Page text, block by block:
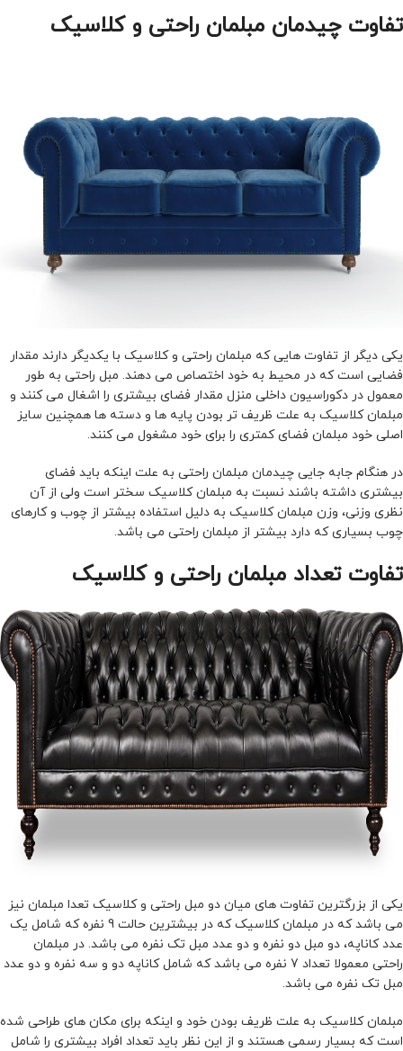
تفاوت چیدمان مبلمان راحتی و کلاسیک
یکی دیگر از تفاوت هایی که مبلمان راحتی و کلاسیک با یکدیگر دارند مقدار
فضایی است که در محیط به خود اختصاص می دهند. مبل راحتی به طور
معمول در دکوراسیون داخلی منزل مقدار فضای بیشتری را اشغال می کنند و
مبلمان کلاسیک به علت ظریف تر بودن پایه ها و دسته ها همچنین سایز
اصلی خود مبلمان فضای کمتری را برای خود مشغول می کنند.
در هنگام جابه جایی چیدمان مبلمان راحتی به علت اینکه باید فضای
بیشتری داشته باشند نسبت به مبلمان کلاسیک سختر است ولی از آن
نظری وزنی، وزن مبلمان کلاسیک به دلیل استفاده بیشتر از چوب و کارهای
چوب بسیاری که دارد بیشتر از مبلمان راحتی می باشد.
تفاوت تعداد مبلمان راحتی و کلاسیک
یکی از بزرگترین تفاوت های میان دو مبل راحتی و کلاسیک تعدا مبلمان نیز
می باشد که در مبلمان کلاسیک که در بیشترین حالت 9 نفره که شامل یک
عدد کاناپه، دو مبل دو نفره و دو عدد مبل تک نفره می باشد. در مبلمان
راحتی معمولا تعداد 7 نفره می باشد که شامل کاناپه دو و سه نفره و دو عدد
مبل تک نفره می باشد.
مبلمان کلاسیک به علت ظریف بودن خود و اینکه برای مکان های طراحی شده
است که بسیار رسمی هستند و از این نظر باید تعداد افراد بیشتری را شامل